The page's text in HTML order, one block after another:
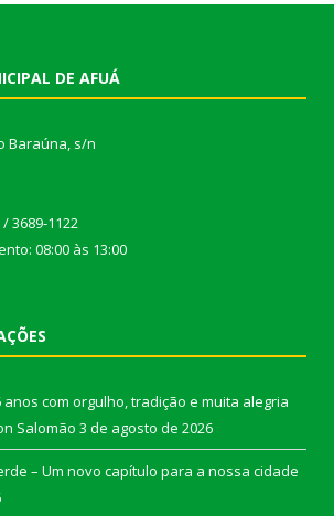
DE AFUÁ
Baraúna, s/n
/ 3689-1122
08:00 às 13:00
com orgulho, tradição e muita alegria
Salomão 3 de agosto de 2026
– Um novo capítulo para a nossa cidade